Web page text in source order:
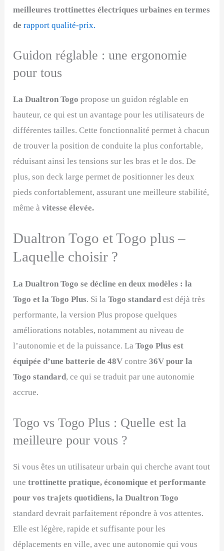
meilleures trottinettes électriques urbaines en termes
derapport qualité-prix.
Guidon réglable : une ergonomie
pour tous
La Dualtron Togo propose un guidon réglable en
hauteur, ce qui est un avantage pour les utilisateurs de
différentes tailles. Cette fonctionnalité permet à chacun
de trouver la position de conduite la plus confortable,
réduisant ainsi les tensions sur les bras et le dos. De
plus, son deck large permet de positionner les deux
pieds confortablement, assurant une meilleure stabilité,
même à vitesse élevée.
Dualtron Togo et Togo plus –
Laquelle choisir ?
La Dualtron Togo se décline en deux modèles : la
Togo et la Togo Plus. Si laTogo standard est déjà très
performante, la version Plus propose quelques
améliorations notables, notamment au niveau de
l’autonomie et de la puissance. LaTogo Plus est
équipée d’une batterie de 48V contre36V pour la
Togo standard, ce qui se traduit par une autonomie
accrue.
Togo vs Togo Plus : Quelle est la
meilleure pour vous ?
Si vous êtes un utilisateur urbain qui cherche avant tout
unetrottinette pratique, économique et performante
pour vos trajets quotidiens, la Dualtron Togo
standard devrait parfaitement répondre à vos attentes.
Elle est légère, rapide et suffisante pour les
déplacements en ville, avec une autonomie qui vous